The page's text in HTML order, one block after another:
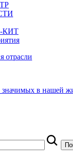
КИТ
отрасли
в нашей